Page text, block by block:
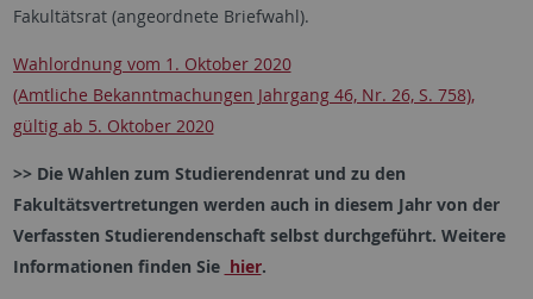
Fakultätsrat (angeordnete Briefwahl).
Wahlordnung vom 1. Oktober 2020
(Amtliche Bekanntmachungen Jahrgang 46, Nr. 26, S. 758),
gültig ab 5. Oktober 2020
>> Die Wahlen zum Studierendenrat und zu den
Fakultätsvertretungen werden auch in diesem Jahr von der
Verfassten Studierendenschaft selbst durchgeführt. Weitere
Informationen finden Sie hier.